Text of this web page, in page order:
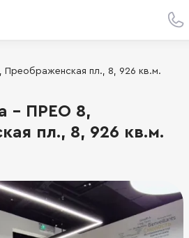
пл., 8, 926 кв.м.
- ПРЕО 8,
пл., 8, 926 кв.м.